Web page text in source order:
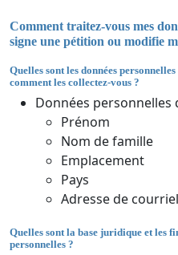
Comment traitez-vous mes
signe une pétition ou modifie
Quelles sont les données
comment les collectez-vous ?
Données personnelles
Prénom
Nom de famille
Emplacement
Pays
Adresse de courriel
Quelles sont la base juridique et les
personnelles ?